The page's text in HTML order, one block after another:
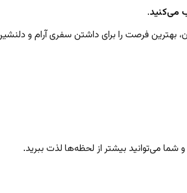
می‌کنید.
بهترین فرصت را برای داشتن سفری آرام و
می‌توانید بیشتر از لحظه‌ها لذت ببرید.